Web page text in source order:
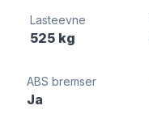
Lasteevne
525 kg
ABS bremser
Ja